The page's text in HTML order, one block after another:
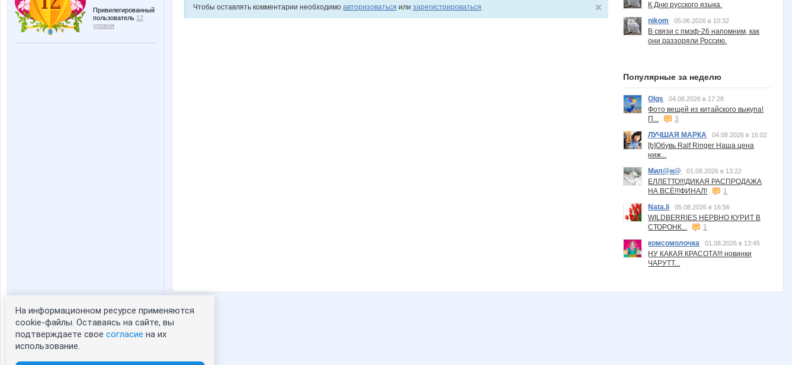
Привилегированный
пользователь 12
уровня
Статистика портрета:
сейчас просматривают портрет - 0
зарегистрированные пользователи
Чтобы оставлять комментарии необходимо авторизоваться или зарегистрироваться
К Дню русского языка.
nikom
05.06.2026 в 10:32
В связи с пмэф-26 напомним, как
они раззоряли Россию.
Популярные за неделю
Olgs 04.08.2026 в 17:28
Фото вещей из китайского выкупа!
П...
3
ЛУЧШАЯ МАРКА
04.08.2026 в 16:02
[b]Обувь Ralf Ringer Наша цена
ниж...
Мил@н@
01.08.2026 в 13:22
ЕЛЛЕТТО!!!ДИКАЯ РАСПРОДАЖА
НА ВСЁ!!!ФИНАЛ!
1
Nata.li
05.08.2026 в 16:56
WILDBERRIES НЕРВНО КУРИТ В
СТОРОНК...
1
комсомолочка
01.08.2026 в 13:45
НУ КАКАЯ КРАСОТА!!! новинки
ЧАРУТТ...
На информационном ресурсе применяются
cookie-файлы. Оставаясь на сайте, вы
подтверждаете свое согласие на их
использование.